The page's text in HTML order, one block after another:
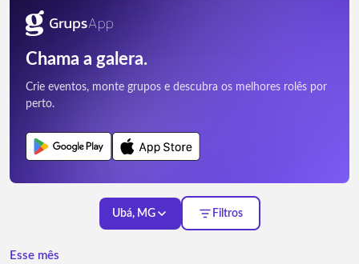
Chama a galera.
Crie eventos, monte grupos e descubra os melhores rolês por
perto.
Ubá, MG Filtros
Esse mês